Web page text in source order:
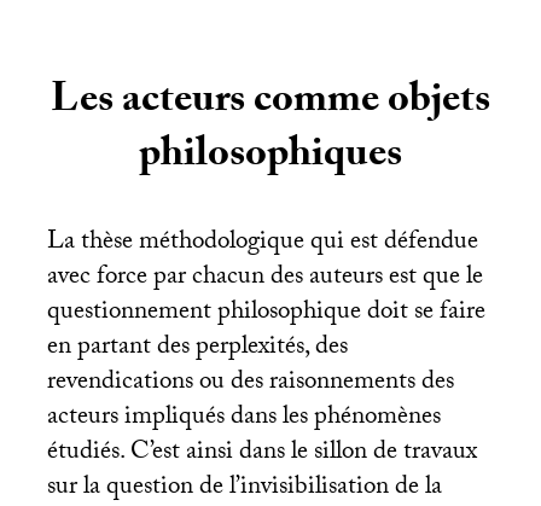
Les acteurs comme objets
philosophiques
La thèse méthodologique qui est défendue
avec force par chacun des auteurs est que le
questionnement philosophique doit se faire
en partant des perplexités, des
revendications ou des raisonnements des
acteurs impliqués dans les phénomènes
étudiés. C’est ainsi dans le sillon de travaux
sur la question de l’invisibilisation de la